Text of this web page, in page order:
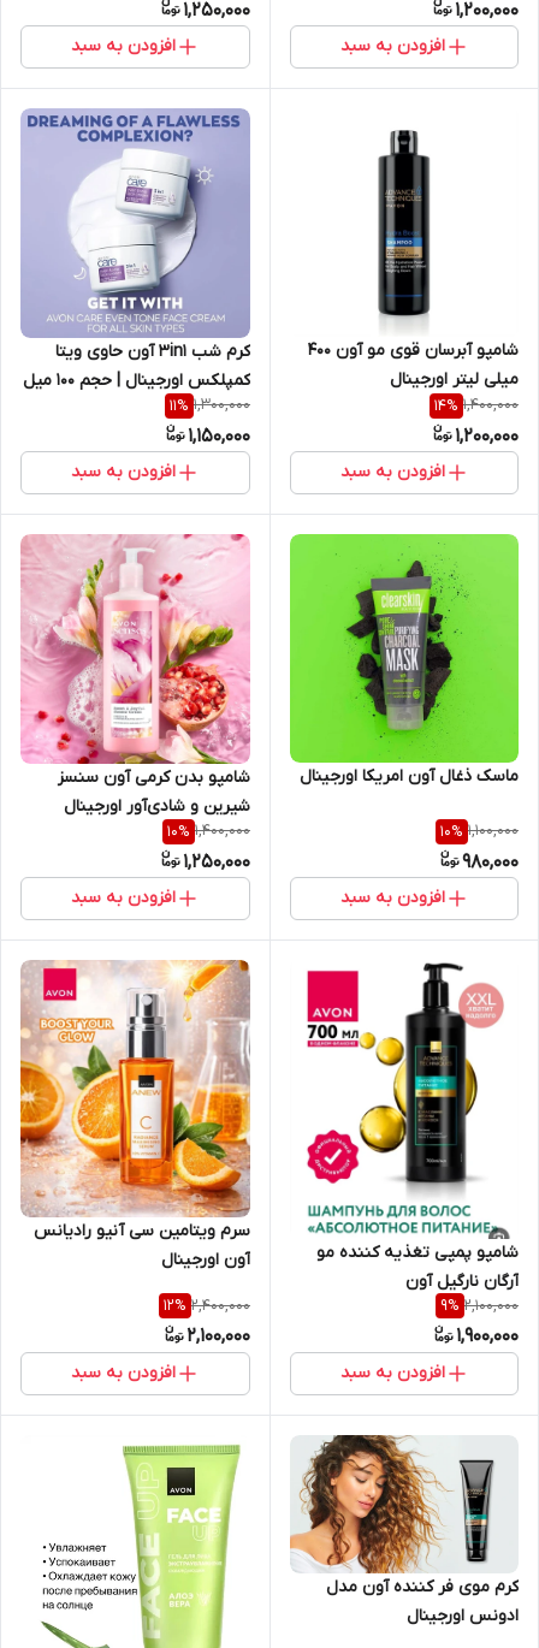
1,200,000
افزودن به سبد
1,250,000
افزودن به سبد
شامپو آبرسان قوی مو آون 400
میلی لیتر اورجینال
1,400,000
14%
1,200,000
افزودن به سبد
کرم شب 3in1 آون حاوی ویتا
کمپلکس اورجینال | حجم 100 میل
1,300,000
11%
1,150,000
افزودن به سبد
ماسک ذغال آون امریکا اورجینال
1,100,000
10%
980,000
افزودن به سبد
شامپو بدن کرمی آون سنسز
شیرین و شادی‌آور اورجینال
1,400,000
10%
1,250,000
افزودن به سبد
شامپو پمپی تغذیه کننده مو
آرگان نارگیل آون
اورجینال_700میل
2,100,000
9%
1,900,000
افزودن به سبد
سرم ویتامین سی آنیو رادیانس
آون اورجینال
2,400,000
12%
2,100,000
افزودن به سبد
کرم موی فر کننده آون مدل
ادونس اورجینال